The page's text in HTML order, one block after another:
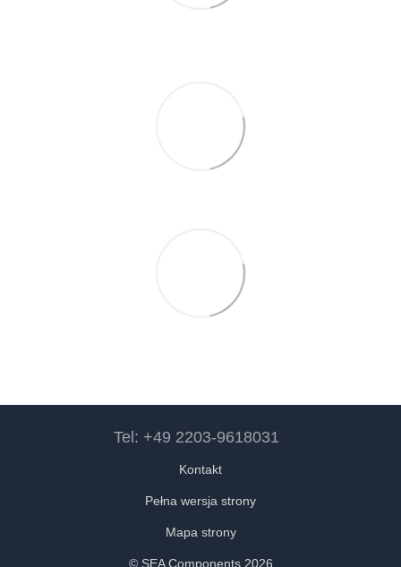
Tel: +49 2203-9618031
Kontakt
Pełna wersja strony
Mapa strony
© SEA Components 2026